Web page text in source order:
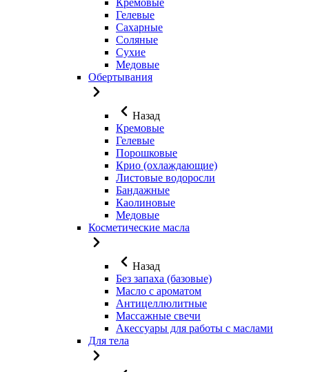
Кремовые
Гелевые
Сахарные
Соляные
Сухие
Медовые
Обертывания
Назад
Кремовые
Гелевые
Порошковые
Крио (охлаждающие)
Листовые водоросли
Бандажные
Каолиновые
Медовые
Косметические масла
Назад
Без запаха (базовые)
Масло с ароматом
Антицеллюлитные
Массажные свечи
Акессуары для работы с маслами
Для тела